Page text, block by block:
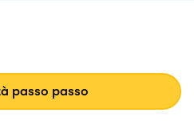
passo passo